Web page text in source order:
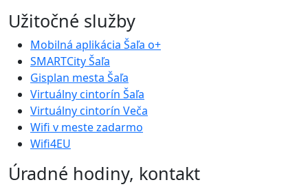
Užitočné služby
Mobilná aplikácia Šaľa o+
SMARTCity Šaľa
Gisplan mesta Šaľa
Virtuálny cintorín Šaľa
Virtuálny cintorín Veča
Wifi v meste zadarmo
Wifi4EU
Úradné hodiny, kontakt